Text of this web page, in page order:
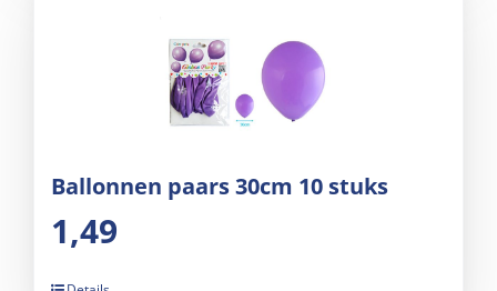
Ballonnen paars 30cm 10 stuks
1,49